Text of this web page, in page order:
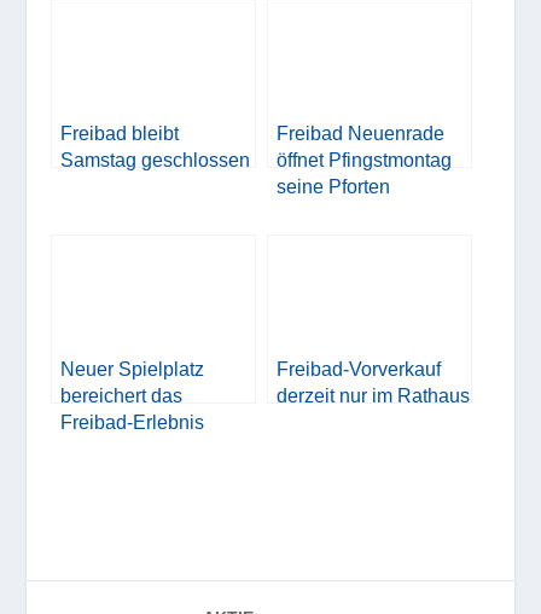
Freibad bleibt
Samstag geschlossen
Freibad Neuenrade
öffnet Pfingstmontag
seine Pforten
Neuer Spielplatz
bereichert das
Freibad-Erlebnis
Freibad-Vorverkauf
derzeit nur im Rathaus